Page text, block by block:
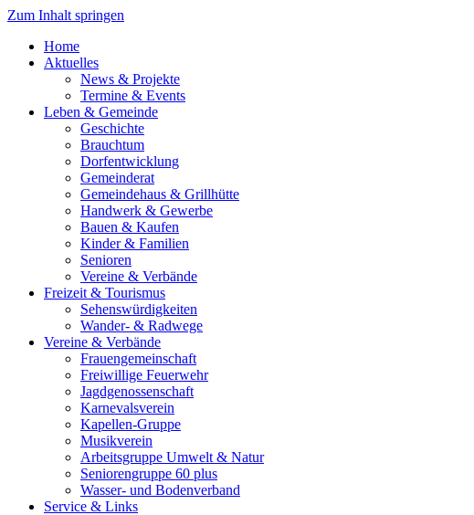
Zum Inhalt springen
Home
Aktuelles
News & Projekte
Termine & Events
Leben & Gemeinde
Geschichte
Brauchtum
Dorfentwicklung
Gemeinderat
Gemeindehaus & Grillhütte
Handwerk & Gewerbe
Bauen & Kaufen
Kinder & Familien
Senioren
Vereine & Verbände
Freizeit & Tourismus
Sehenswürdigkeiten
Wander- & Radwege
Vereine & Verbände
Frauengemeinschaft
Freiwillige Feuerwehr
Jagdgenossenschaft
Karnevalsverein
Kapellen-Gruppe
Musikverein
Arbeitsgruppe Umwelt & Natur
Seniorengruppe 60 plus
Wasser- und Bodenverband
Service & Links